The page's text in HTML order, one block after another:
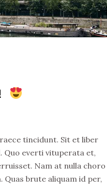
tincidunt. Sit et liber
Quo everti vituperata et,
Nam at nulla choro
Quas brute aliquam id per,